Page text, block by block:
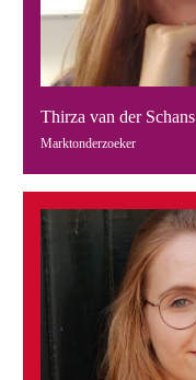
Thirza van der Schans
Marktonderzoeker